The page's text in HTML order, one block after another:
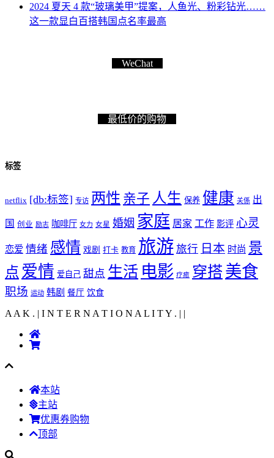
2024 夏天 4 款“玻璃美甲”提案，人鱼光、粉彩钻光……
这一款显白百搭韩国点名率最高
WeChat
最低价的购物
标签
netflix [db:标签] 专访 两性 亲子 人生 保养 健康 关係 出
国 创业 励志 咖啡厅 女力 女星 婚姻 家庭 居家 工作 影评 心灵
恋爱 情绪 感情 戏剧 打卡 教育 旅游 旅行 日本 时尚 景
点 爱情 爱自己 甜点 生活 电影 疗癒 穿搭美食
职场 运动 韩剧 餐厅 饮食
A A K . | I N T E R N A T I O N A L I T Y . | |
本站
主站
优惠券购物
顶部